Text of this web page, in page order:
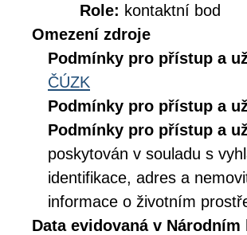
Role: kontaktní bod
Omezení zdroje
Podmínky pro přístup a
ČÚZK
Podmínky pro přístup a
Podmínky pro přístup a
poskytován v souladu s
identifikace, adres a
informace o životním
Data evidovaná v